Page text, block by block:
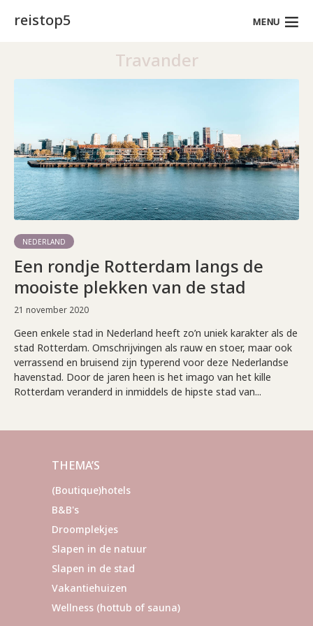
reistop5 MENU
Travander
NEDERLAND
Een rondje Rotterdam langs de
mooiste plekken van de stad
21 november 2020
Geen enkele stad in Nederland heeft zo’n uniek karakter als de
stad Rotterdam. Omschrijvingen als rauw en stoer, maar ook
verrassend en bruisend zijn typerend voor deze Nederlandse
havenstad. Door de jaren heen is het imago van het kille
Rotterdam veranderd in inmiddels de hipste stad van...
THEMA’S
(Boutique)hotels
B&B's
Droomplekjes
Slapen in de natuur
Slapen in de stad
Vakantiehuizen
Wellness (hottub of sauna)